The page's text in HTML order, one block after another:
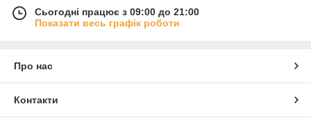
Сьогодні працює з 09:00 до 21:00
Показати весь графік роботи
Про нас
Контакти